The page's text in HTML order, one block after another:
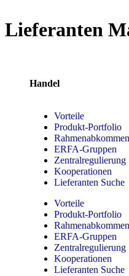
Lieferanten
Handel
Vorteile
Produkt-Portfolio
Rahmenabkommen
ERFA-Gruppen
Zentralregulierung
Kooperationen
Lieferanten Suche
Vorteile
Produkt-Portfolio
Rahmenabkommen
ERFA-Gruppen
Zentralregulierung
Kooperationen
Lieferanten Suche